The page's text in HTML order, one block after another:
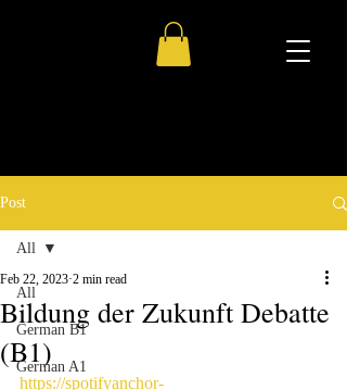
Post
All
German B1
German A1
All
Bildung der Zukunft Debatte
(B1)
Feb 22, 2023 2 min read
https://spotifyanchor-